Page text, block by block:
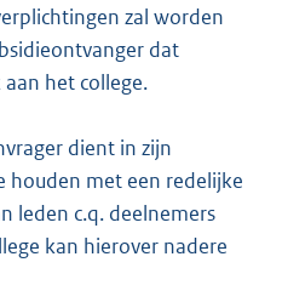
zal worden
dat
het college.
dient in zijn
houden met een redelijke
leden c.q. deelnemers
kan hierover nadere